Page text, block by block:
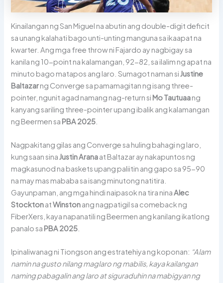
Kinailangan ng San Miguel na abutin ang double-digit deficit
sa unang kalahati bago unti-unting manguna sa ikaapat na
kwarter. Ang mga free throw ni Fajardo ay nagbigay sa
kanila ng 10-point na kalamangan, 92-82, sa ilalim ng apat na
minuto bago matapos ang laro. Sumagot naman si Justine
Baltazarng Converge sa pamamagitan ng isang three-
pointer, ngunit agad namang nag-return si Mo Tautuaang
kanyang sariling three-pointer upang ibalik ang kalamangan
ng Beermen sa PBA 2025
Nagpakitang gilas ang Converge sa huling bahagi ng laro,
kung saan sinaJustin Aranaat Baltazar ay nakapuntos ng
magkasunod na baskets upang paliitin ang gapo sa 95-90
na may mas mababa sa isang minutong natitira.
Gayunpaman, ang mga hindi naipasok na tira ninaAlec
StocktonatWinstonang nagpatigil sa comeback ng
FiberXers, kaya napanatili ng Beermen ang kanilang ikatlong
panalo sa PBA 2025
Ipinaliwanag ni Tiongson ang estratehiya ng koponan: “Alam
namin na gusto nilang maglaro ng mabilis, kaya kailangan
naming pabagalin ang laro at siguraduhin na mabigyan ng